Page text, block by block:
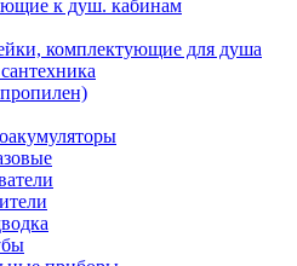
к душ. кабинам
комплектующие для душа